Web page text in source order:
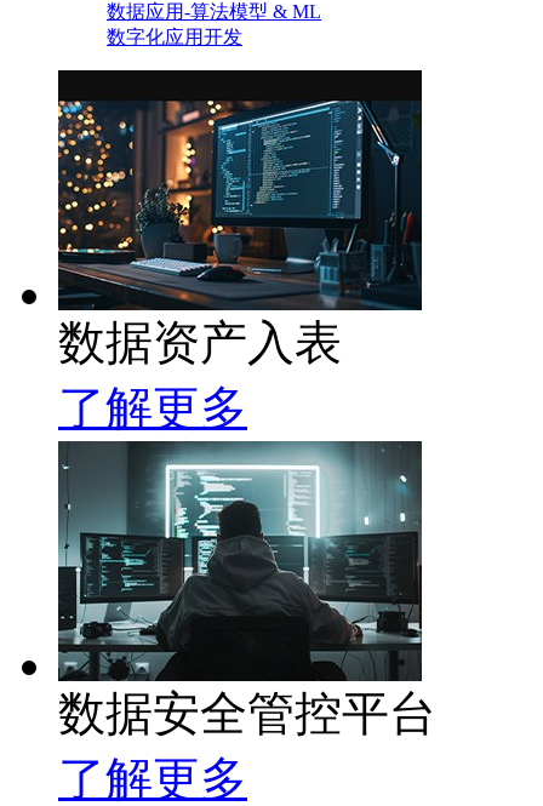
数据应用-算法模型 & ML
数字化应用开发
数据资产入表
了解更多
数据安全管控平台
了解更多